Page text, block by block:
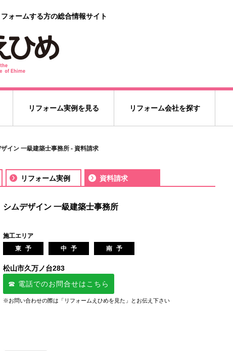
ォームする方の総合情報サイト
リフォーム実例を見る リフォーム会社を探す
イン 一級建築士事務所 - 資料請求
リフォーム実例 資料請求
シムデザイン 一級建築士事務所
施工エリア
東予
中予 南予
松山市久万ノ台283
☎ 電話でのお問合せはこちら
※お問い合わせの際は「リフォームえひめを見た」とお伝え下さい